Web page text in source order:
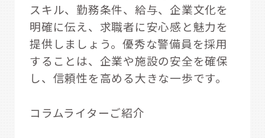
スキル、勤務条件、給与、企業文化を
明確に伝え、求職者に安心感と魅力を
提供しましょう。優秀な警備員を採用
することは、企業や施設の安全を確保
し、信頼性を高める大きな一歩です。
コラムライターご紹介